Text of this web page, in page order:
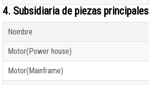
4. Subsidiaria de piezas principales
Nombre
Motor(Power house)
Motor(Mainframe)